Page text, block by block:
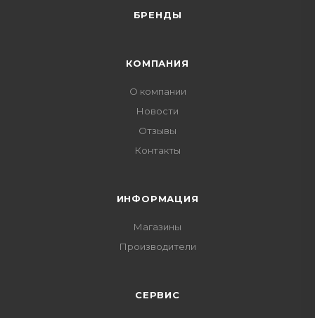
БРЕНДЫ
КОМПАНИЯ
О компании
Новости
Отзывы
Контакты
ИНФОРМАЦИЯ
Магазины
Производители
СЕРВИС